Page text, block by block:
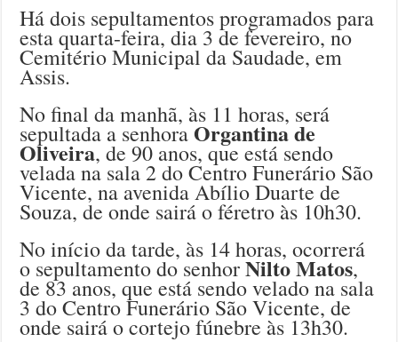
Há dois sepultamentos programados para
esta quarta-feira, dia 3 de fevereiro, no
Cemitério Municipal da Saudade, em
Assis.
No final da manhã, às 11 horas, será
sepultada a senhoraOrgantina de
Oliveira, de 90 anos, que está sendo
velada na sala 2 do Centro Funerário São
Vicente, na avenida Abílio Duarte de
Souza, de onde sairá o féretro às 10h30.
No início da tarde, às 14 horas, ocorrerá
o sepultamento do senhorNilto Matos,
de 83 anos, que está sendo velado na sala
3 do Centro Funerário São Vicente, de
onde sairá o cortejo fúnebre às 13h30.